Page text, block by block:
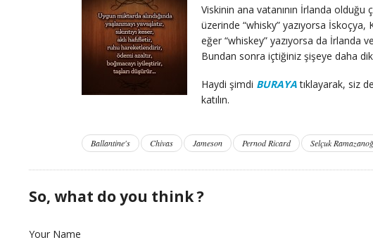
Viskinin ana vatanının İrlanda
üzerinde “whisky” yazıyorsa İskoçya,
eğer “whiskey” yazıyorsa da İrlanda
Bundan sonra içtiğiniz şişeye daha
Haydi şimdi BURAYAtıklayarak, siz
katılın.
Ballantine's Chivas Jameson Pernod Ricard Selçuk
So, what do you think ?
Your Name